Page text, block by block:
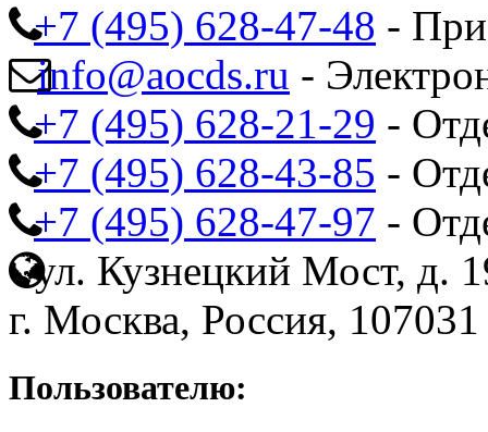
+7 (495) 628-47-48 -
info@aocds.ru -
+7 (495) 628-21-29 -
+7 (495) 628-43-85 -
+7 (495) 628-47-97 -
ул. Кузнецкий Мост, д.
г. Москва, Россия, 107031
Пользователю: